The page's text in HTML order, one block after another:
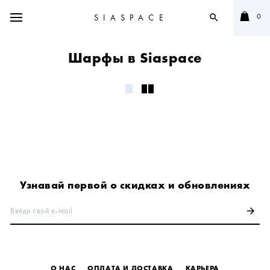
SIASPACE search 0
Шарфы в Siaspace
Узнавай первой о скидках и обновлениях
Введи свой e-mail arrow_forward